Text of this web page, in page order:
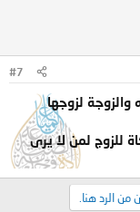
#7
والزوجة لزوجها
للزوج لمن لا يرى
الرد هنا.